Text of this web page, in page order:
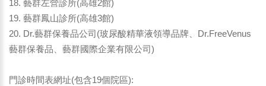
18. 藝群左營診所(高雄2館)
19. 藝群鳳山診所(高雄3館)
20. Dr.藝群保養品公司(玻尿酸精華液領導品牌、Dr.FreeVenus
藝群保養品、藝群國際企業有限公司)
門診時間表網址(包含19個院區):